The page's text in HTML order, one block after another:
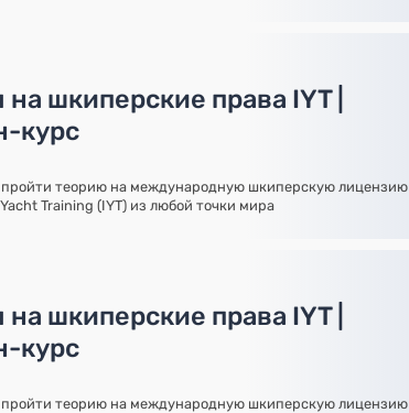
шкиперские права IYT |
курс
теорию на международную шкиперскую лицензию
Training (IYT) из любой точки мира
шкиперские права IYT |
курс
теорию на международную шкиперскую лицензию